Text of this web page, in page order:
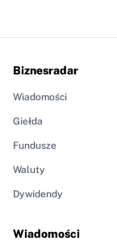
Biznesradar
Wiadomości
Giełda
Fundusze
Waluty
Dywidendy
Wiadomości